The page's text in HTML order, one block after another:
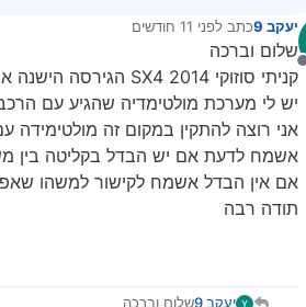
מנותק
יעקב 9 כתב לפני 11 חודשים
נערך לאחרונה על ידי
שלום וברכה
קניתי סוזוקי SX4 2014 הגירסה הישנה אם זה משנה.
יש לי מערכת מולטימדיה שהגיע עם
אני רוצה להתקין במקום זה מולטימידה עם
אשמח לדעת אם יש הבדל בקליטה בין
אם אין הבדל אשמח לקישור למשהו
תודה רבה
יעקב 9 שלום וברכה